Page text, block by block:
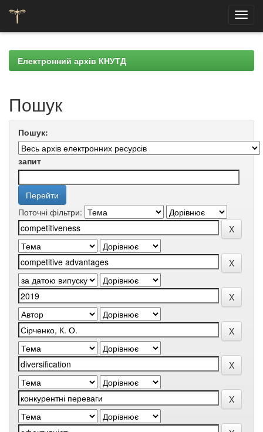
navigationЕлектронний архів КНУТД
Пошук
Пошук:
запит
Поточні фільтри: